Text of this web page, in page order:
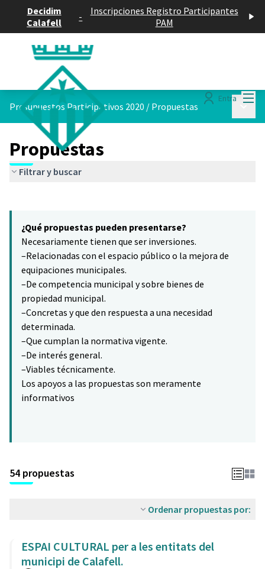
Decidim
Calafell
-
Inscripciones Registro Participantes
PAM
Entra
Presupuestos Participativos 2020 / Propuestas
Propuestas
Filtrar y buscar
−
¿Qué propuestas pueden presentarse?
Necesariamente tienen que ser inversiones.
–Relacionadas con el espacio público o la mejora de
equipaciones municipales.
–De competencia municipal y sobre bienes de
propiedad municipal.
–Concretas y que den respuesta a una necesidad
determinada.
–Que cumplan la normativa vigente.
–De interés general.
–Viables técnicamente.
Los apoyos a las propuestas son meramente
informativos
54 propuestas
Ordenar propuestas por:
ESPAI CULTURAL per a les entitats del
municipi de Calafell.